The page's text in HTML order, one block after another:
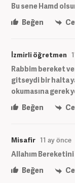
Bu sene Hamd
Beğen
İzmirli öğretmen
Rabbim bereket
gitseydi bir halta
okumasına gerek
Beğen
Misafir 11 ay önce
Allahım
Beğen